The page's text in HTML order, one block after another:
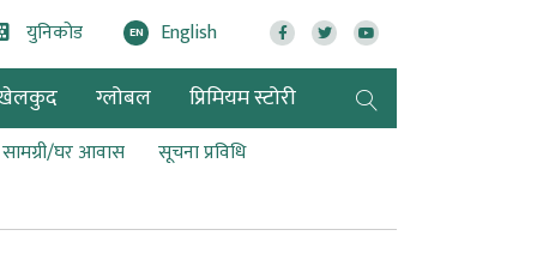
युनिकोड EN English
ग्लोबल प्रिमियम स्टोरी
सामग्री/घर आवास
सूचना प्रविधि